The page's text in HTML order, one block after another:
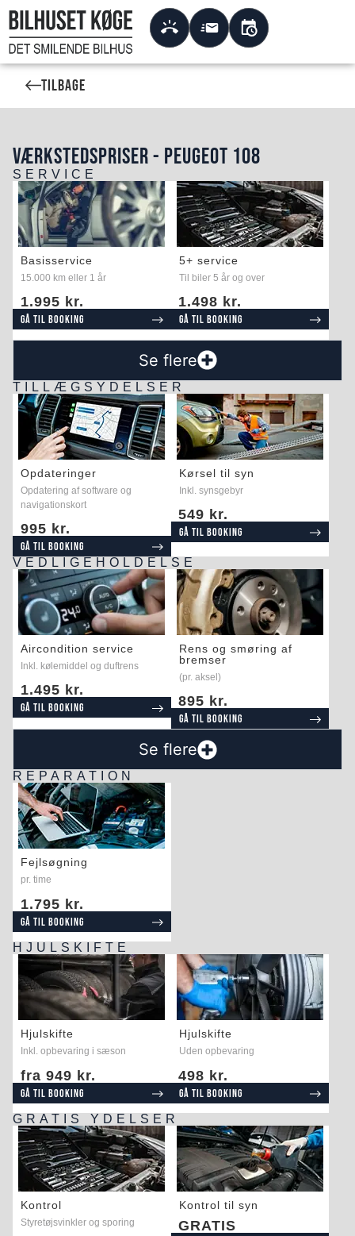
Tilbage
VÆRKSTEDSPRISER - PEUGEOT 108
SERVICE
Basisservice
15.000 km eller 1 år
1.995 kr.
Gå til booking
5+ service
Til biler 5 år og over
1.498 kr.
Gå til booking
Se flere
TILLÆGSYDELSER
Opdateringer
Opdatering af software og
navigationskort
995 kr.
Gå til booking
Kørsel til syn
Inkl. synsgebyr
549 kr.
Gå til booking
VEDLIGEHOLDELSE
Aircondition service
Inkl. kølemiddel og duftrens
1.495 kr.
Gå til booking
Rens og smøring af
bremser
(pr. aksel)
895 kr.
Gå til booking
Se flere
REPARATION
Fejlsøgning
pr. time
1.795 kr.
Gå til booking
HJULSKIFTE
Hjulskifte
Inkl. opbevaring i sæson
fra 949 kr.
Gå til booking
Hjulskifte
Uden opbevaring
498 kr.
Gå til booking
GRATIS YDELSER
Kontrol
Styretøjsvinkler og sporing
Kontrol til syn
GRATIS